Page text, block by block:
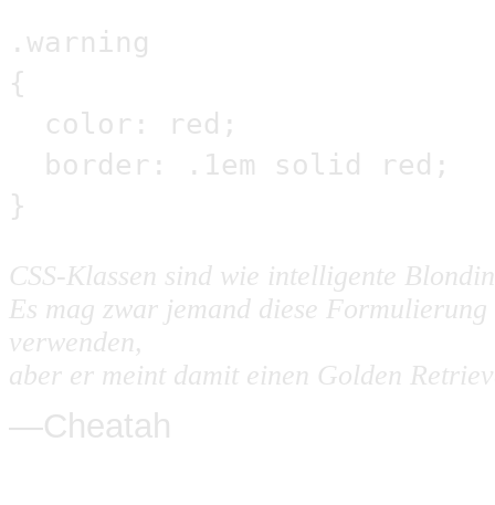
.warning
{
color: red;
border: .1em solid red;
}
CSS-Klassen sind wie intelligente
Es mag zwar jemand diese Formulierung
verwenden,
aber er meint damit einen Golden
—Cheatah